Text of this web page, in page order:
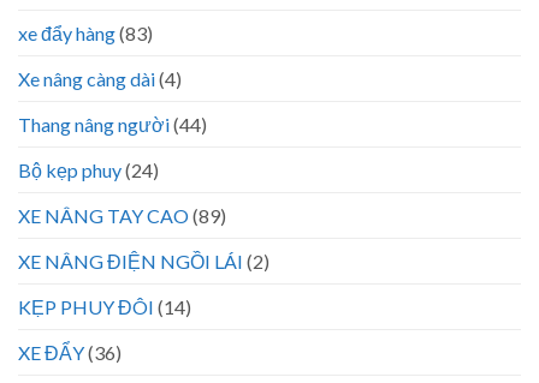
xe đẩy hàng(83)
Xe nâng càng dài(4)
Thang nâng người(44)
Bộ kẹp phuy(24)
XE NÂNG TAY CAO(89)
XE NÂNG ĐIỆN NGỒI LÁI (2)
KẸP PHUY ĐÔI (14)
XE ĐẨY(36)